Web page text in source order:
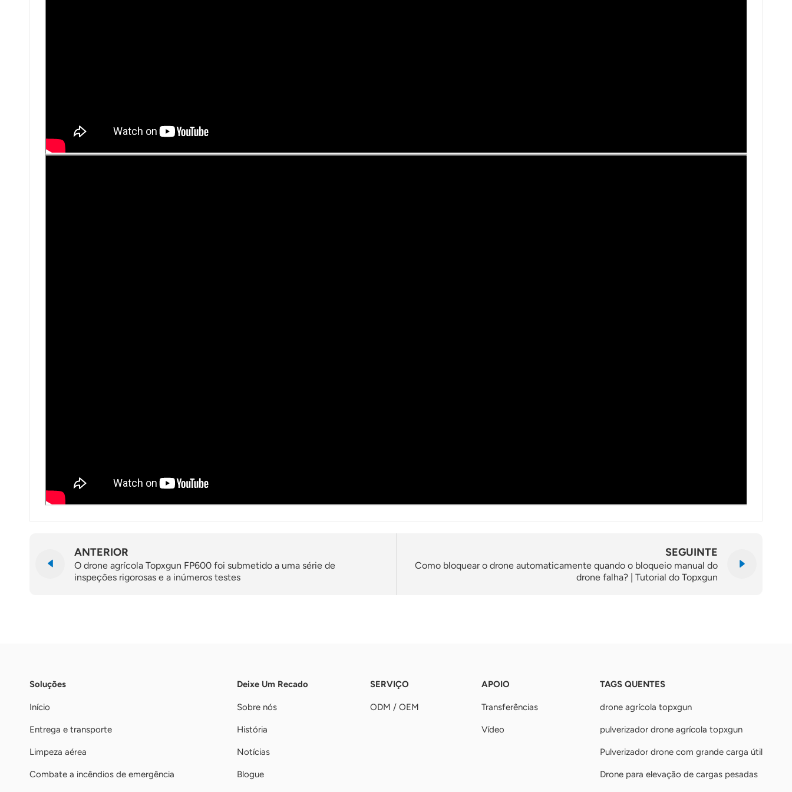
ANTERIOR
O drone agrícola Topxgun FP600 foi submetido a uma série de
inspeções rigorosas e a inúmeros testes
SEGUINTE
Como bloquear o drone automaticamente quando o bloqueio manual do
drone falha? | Tutorial do Topxgun
Soluções
Início
Entrega e transporte
Limpeza aérea
Combate a incêndios de emergência
Deixe Um Recado
Sobre nós
História
Notícias
Blogue
SERVIÇO
ODM / OEM
APOIO
Transferências
Vídeo
TAGS QUENTES
drone agrícola topxgun
pulverizador drone agrícola topxgun
Pulverizador drone com grande carga útil
Drone para elevação de cargas pesadas